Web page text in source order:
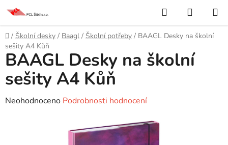
Přejít
obsah
Hledat
KOŠÍK
Domů
/ Školní desky / Baagl / Školní potřeby / BAAGL Desky na školní
sešity A4 Kůň
BAAGL Desky na školní
sešity A4 Kůň
Průměrné
Neohodnoceno Podrobnosti hodnocení